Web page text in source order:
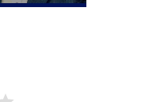
OCM3QCU.h
Neiges à
civile aussi ...